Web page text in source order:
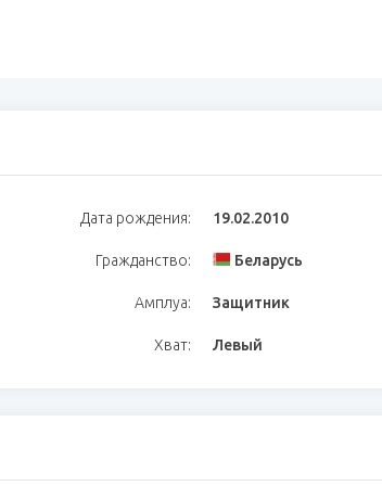
Дата рождения: 19.02.2010
Гражданство: Беларусь
Амплуа: Защитник
Хват: Левый